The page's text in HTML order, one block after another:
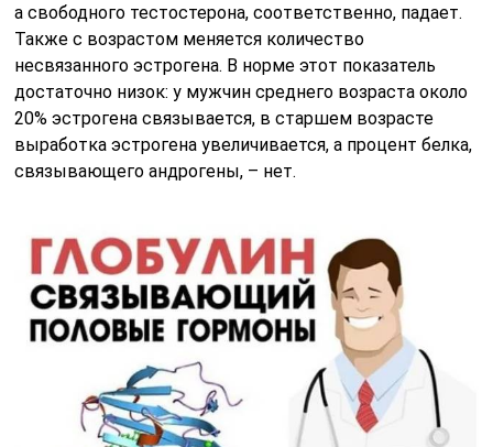
а свободного тестостерона, соответственно, падает.
Также с возрастом меняется количество
несвязанного эстрогена. В норме этот показатель
достаточно низок: у мужчин среднего возраста около
20% эстрогена связывается, в старшем возрасте
выработка эстрогена увеличивается, а процент белка,
связывающего андрогены, – нет.